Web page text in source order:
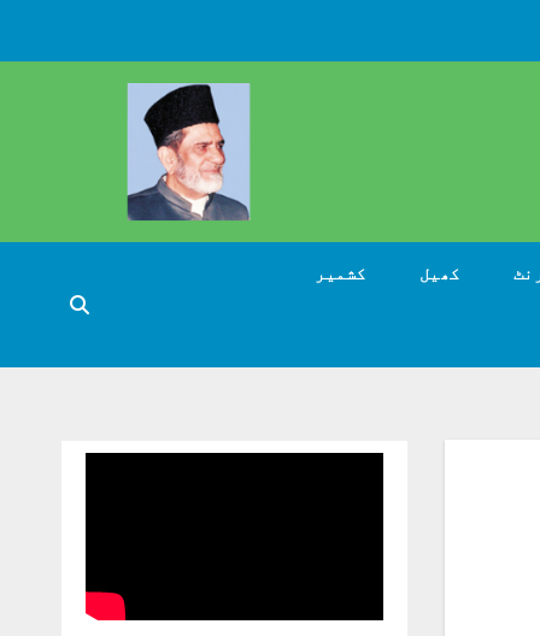
کھیل کشمیر